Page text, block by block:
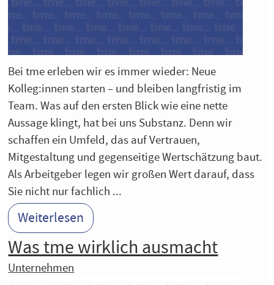
Bei tme erleben wir es immer wieder: Neue
Kolleg:innen starten – und bleiben langfristig im
Team. Was auf den ersten Blick wie eine nette
Aussage klingt, hat bei uns Substanz. Denn wir
schaffen ein Umfeld, das auf Vertrauen,
Mitgestaltung und gegenseitige Wertschätzung baut.
Als Arbeitgeber legen wir großen Wert darauf, dass
Sie nicht nur fachlich ...
Weiterlesen
Was tme wirklich ausmacht
Unternehmen